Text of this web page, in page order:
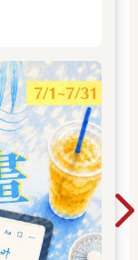
師、藥師和病患三
安全的維護時，我
分鐘。那5 分鐘裡，
哪些藥不能混、什
生活中能更理解
夠照顧自己時，你